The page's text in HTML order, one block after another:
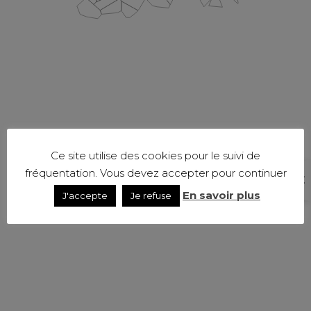
Ce site utilise des cookies pour le suivi de
fréquentation. Vous devez accepter pour continuer
J'accepte Je refuse En savoir plus